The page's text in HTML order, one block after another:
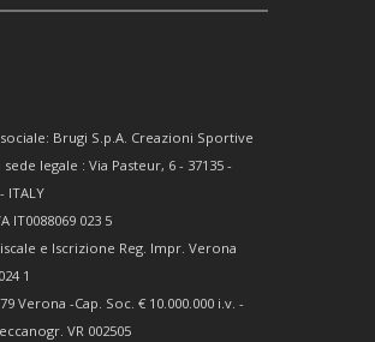
Brugi S.p.A. Creazioni Sportive
legale : Via Pasteur, 6 - 37135 -
ITALY
IT0088069 023 5
e Iscrizione Reg. Impr. Verona
1
Verona -Cap. Soc. € 10.000.000 i.v. -
VR 002505